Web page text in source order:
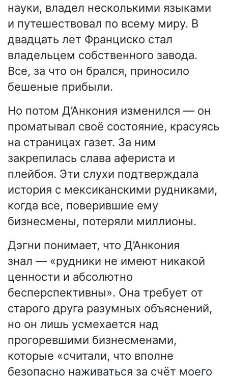
науки, владел несколькими языками
и путешествовал по всему миру. В
двадцать лет Франциско стал
владельцем собственного завода.
Все, за что он брался, приносило
бешеные прибыли.
Но потом Д’Анкония изменился — он
проматывал своё состояние, красуясь
на страницах газет. За ним
закрепилась слава афериста и
плейбоя. Эти слухи подтверждала
история с мексиканскими рудниками,
когда все, поверившие ему
бизнесмены, потеряли миллионы.
Дэгни понимает, что Д’Анкония
знал — «рудники не имеют никакой
ценности и абсолютно
бесперспективны». Она требует от
старого друга разумных объяснений,
но он лишь усмехается над
прогоревшими бизнесменами,
которые «считали, что вполне
безопасно наживаться за счёт моего